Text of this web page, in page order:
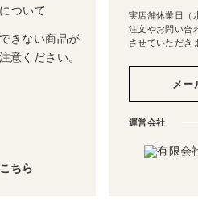
きない商品が
意ください。
ちら
実店舗休業日（
注文やお問い合
させていただき
メー
運営会社